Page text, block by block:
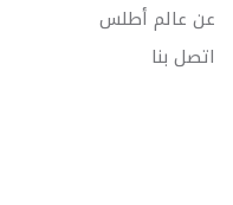
عن عالم أطلس
اتصل بنا